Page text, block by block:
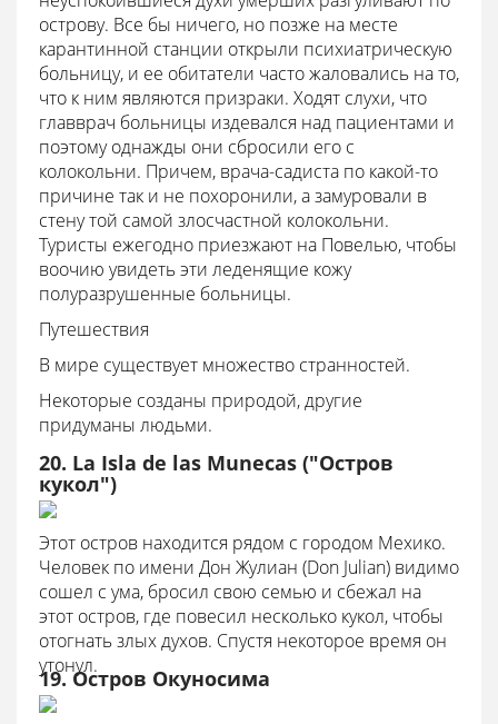
острову. Все бы ничего, но позже на месте
карантинной станции открыли психиатрическую
больницу, и ее обитатели часто жаловались на то,
что к ним являются призраки. Ходят слухи, что
главврач больницы издевался над пациентами и
поэтому однажды они сбросили его с
колокольни. Причем, врача-садиста по какой-то
причине так и не похоронили, а замуровали в
стену той самой злосчастной колокольни.
Туристы ежегодно приезжают на Повелью, чтобы
воочию увидеть эти леденящие кожу
полуразрушенные больницы.
Путешествия
В мире существует множество странностей.
Некоторые созданы природой, другие
придуманы людьми.
20. La Isla de las Munecas ("Остров
кукол")
Этот остров находится рядом с городом Мехико.
Человек по имени Дон Жулиан (Don Julian) видимо
сошел с ума, бросил свою семью и сбежал на
этот остров, где повесил несколько кукол, чтобы
отогнать злых духов. Спустя некоторое время он
утонул.
19. Остров Окуносима